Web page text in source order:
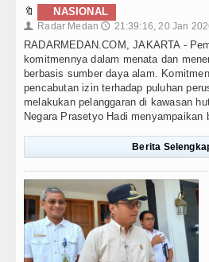
🔖 NASIONAL
👤 Radar Medan 🕔 21:39:16, 20 Jan
RADARMEDAN.COM, JAKARTA -
komitmennya dalam menata dan
berbasis sumber daya alam.
pencabutan izin terhadap puluhan
melakukan pelanggaran di kawasan
Negara Prasetyo Hadi menyampaikan
Berita